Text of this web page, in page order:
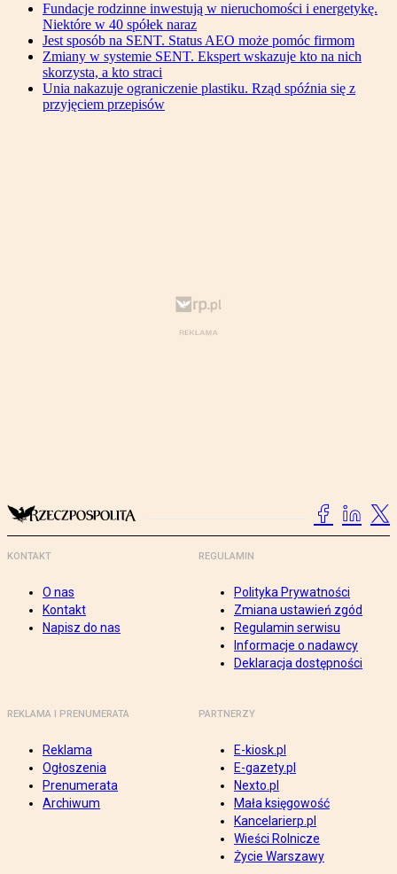
Fundacje rodzinne inwestują w nieruchomości i energetykę.
Niektóre w 40 spółek naraz
Jest sposób na SENT. Status AEO może pomóc firmom
Zmiany w systemie SENT. Ekspert wskazuje kto na nich
skorzysta, a kto straci
Unia nakazuje ograniczenie plastiku. Rząd spóźnia się z
przyjęciem przepisów
KONTAKT
O nas
Kontakt
Napisz do nas
REGULAMIN
Polityka Prywatności
Zmiana ustawień zgód
Regulamin serwisu
Informacje o nadawcy
Deklaracja dostępności
REKLAMA I PRENUMERATA
Reklama
Ogłoszenia
Prenumerata
Archiwum
PARTNERZY
E-kiosk.pl
E-gazety.pl
Nexto.pl
Mała księgowość
Kancelarierp.pl
Wieści Rolnicze
Życie Warszawy